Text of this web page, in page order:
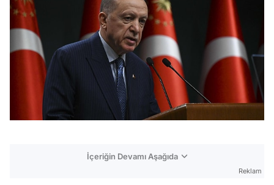
İçeriğin Devamı Aşağıda
Reklam